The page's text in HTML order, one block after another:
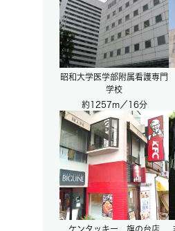
昭和大学医学部附属看護専門
学校
約1257m／16分
ケンタッキー 旗の台店